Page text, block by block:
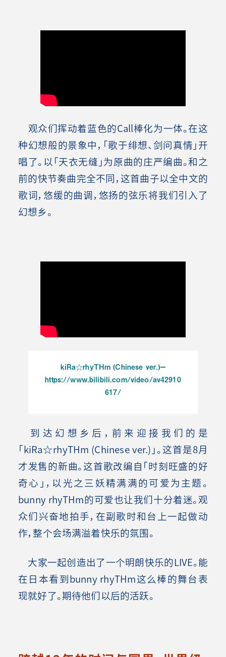
观众们挥动着蓝色的Call棒化为一体。在这
种幻想般的景象中，「歌于绯想、剑问真情」开
唱了。以「天衣无缝」为原曲的庄严编曲。和之
前的快节奏曲完全不同，这首曲子以全中文的
歌词，悠缓的曲调，悠扬的弦乐将我们引入了
幻想乡。
kiRa☆rhyTHm (Chinese ver.)ー
https://www.bilibili.com/video/av42910
617/
到达幻想乡后，前来迎接我们的是
「kiRa☆rhyTHm (Chinese ver.)」。这首是8月
才发售的新曲。这首歌改编自「时刻旺盛的好
奇心」，以光之三妖精满满的可爱为主题。
bunny rhyTHm的可爱也让我们十分着迷。观
众们兴奋地拍手，在副歌时和台上一起做动
作，整个会场满溢着快乐的氛围。
大家一起创造出了一个明朗快乐的LIVE。能
在日本看到bunny rhyTHm这么棒的舞台表
现就好了。期待他们以后的活跃。